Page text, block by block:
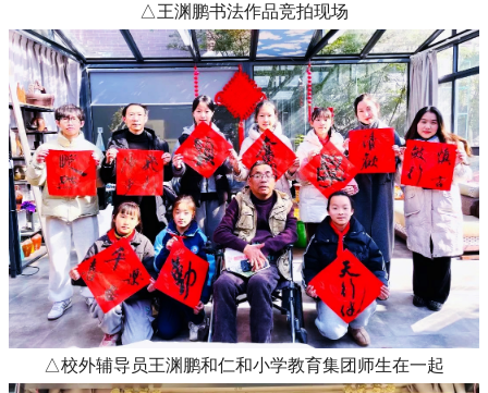
△王渊鹏书法作品竞拍现场
△校外辅导员王渊鹏和仁和小学教育集团师生在一起